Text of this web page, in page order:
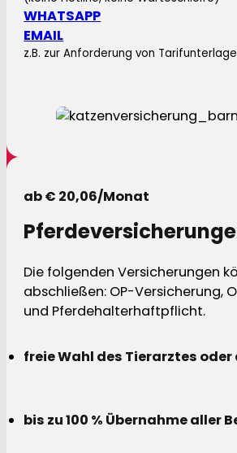
WHATSAPP
EMAIL
z.B. zur Anforderung von
ab € 20,06/Monat
Die folgenden Versicherungen
abschließen: OP-Versicherung,
und Pferdehalterhaftpflicht.
freie Wahl des Tierarztes
bis zu 100 % Übernahme aller